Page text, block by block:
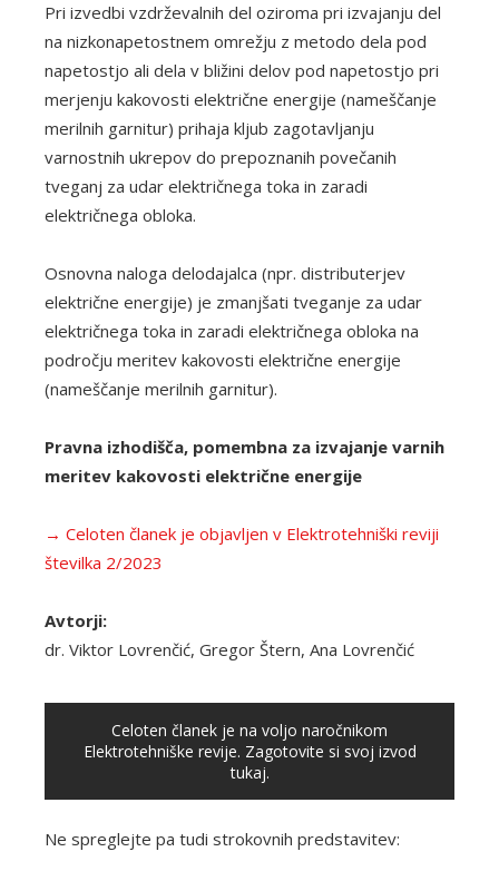
Pri izvedbi vzdrževalnih del oziroma pri izvajanju del
na nizkonapetostnem omrežju z metodo dela pod
napetostjo ali dela v bližini delov pod napetostjo pri
merjenju kakovosti električne energije (nameščanje
merilnih garnitur) prihaja kljub zagotavljanju
varnostnih ukrepov do prepoznanih povečanih
tveganj za udar električnega toka in zaradi
električnega obloka.
Osnovna naloga delodajalca (npr. distributerjev
električne energije) je zmanjšati tveganje za udar
električnega toka in zaradi električnega obloka na
področju meritev kakovosti električne energije
(nameščanje merilnih garnitur).
Pravna izhodišča, pomembna za izvajanje varnih
meritev kakovosti električne energije
→ Celoten članek je objavljen v Elektrotehniški reviji
številka 2/2023
Avtorji:
dr. Viktor Lovrenčić, Gregor Štern, Ana Lovrenčić
Celoten članek je na voljo naročnikom
Elektrotehniške revije. Zagotovite si svoj izvod
tukaj.
Ne spreglejte pa tudi strokovnih predstavitev: